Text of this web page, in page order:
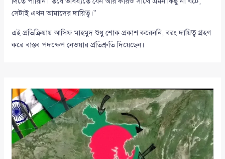
সেটাই এখন আমাদের দায়িত্ব।”
এই প্রতিক্রিয়ায় আসিফ মাহমুদ শুধু শোক প্রকাশ করেননি, বরং দায়িত্ব গ্রহণ
করে বাস্তব পদক্ষেপ নেওয়ার প্রতিশ্রুতি দিয়েছেন।